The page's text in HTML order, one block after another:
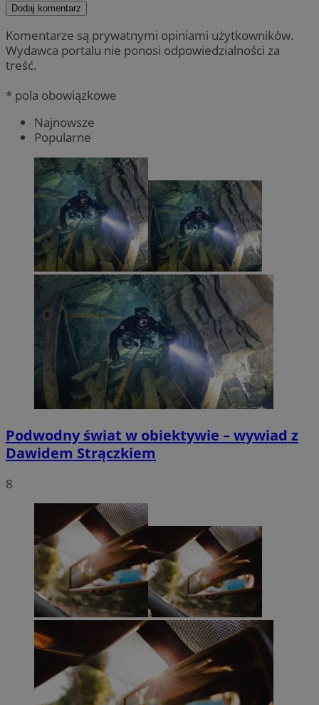
Dodaj komentarz
Komentarze są prywatnymi opiniami użytkowników.
Wydawca portalu nie ponosi odpowiedzialności za
treść.
* pola obowiązkowe
Najnowsze
Popularne
Podwodny świat w obiektywie – wywiad z
Dawidem Strączkiem
8